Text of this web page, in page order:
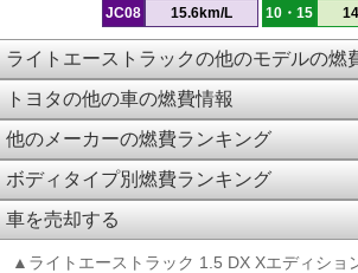
JC08 15.6km/L 10・15
ライトエーストラックの他のモデルの燃
トヨタの他の車の燃費情報
他のメーカーの燃費ランキング
ボディタイプ別燃費ランキング
車を売却する
▲ライトエーストラック 1.5 DX Xエディショ